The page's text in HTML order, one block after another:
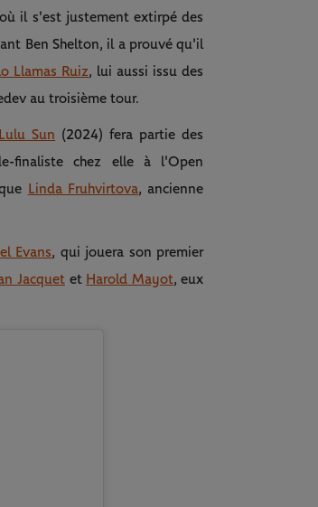
il s'est justement extirpé des
Ben Shelton, il a prouvé qu'il
Llamas Ruiz, lui aussi issu des
au troisième tour.
Lulu Sun (2024) fera partie des
finaliste chez elle à l'Open
Linda Fruhvirtova, ancienne
Evans, qui jouera son premier
Jacquet et Harold Mayot, eux